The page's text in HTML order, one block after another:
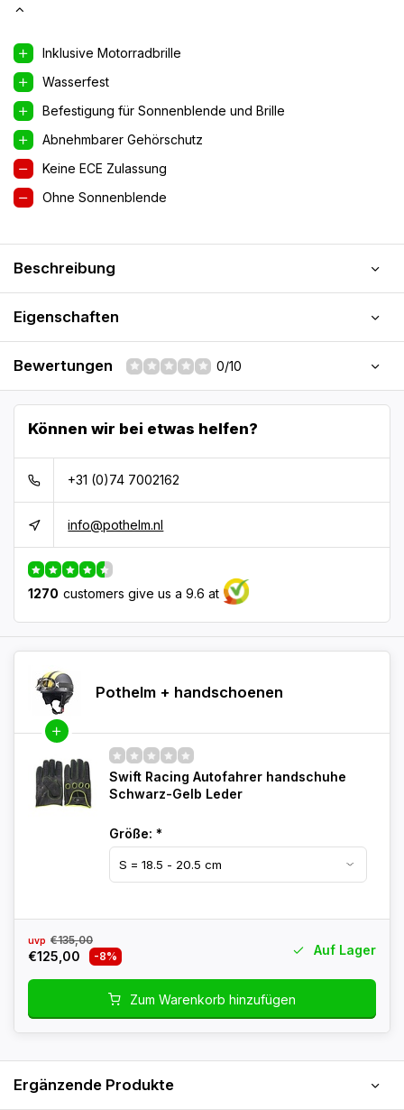
Inklusive Motorradbrille
Wasserfest
Befestigung für Sonnenblende und Brille
Abnehmbarer Gehörschutz
Keine ECE Zulassung
Ohne Sonnenblende
Beschreibung
Eigenschaften
Bewertungen 0/10
Können wir bei etwas helfen?
+31 (0)74 7002162
info@pothelm.nl
1270 customers give us a 9.6 at
Pothelm + handschoenen
Swift Racing Autofahrer handschuhe
Schwarz-Gelb Leder
Größe: *
uvp €135,00
€125,00 -8% Auf Lager
Zum Warenkorb hinzufügen
Ergänzende Produkte